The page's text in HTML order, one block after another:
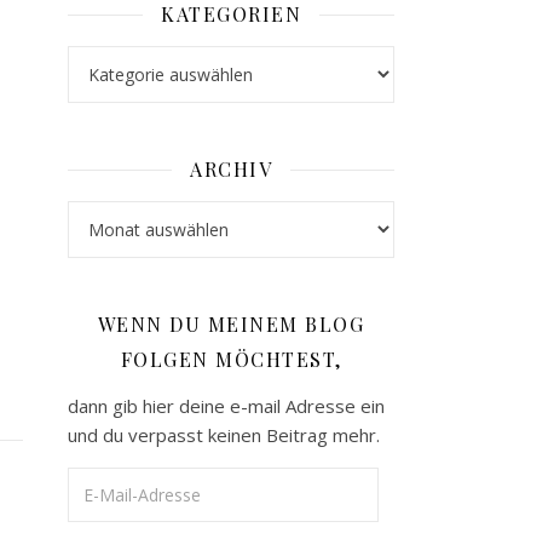
KATEGORIEN
ARCHIV
WENN DU MEINEM BLOG
FOLGEN MÖCHTEST,
dann gib hier deine e-mail Adresse ein
und du verpasst keinen Beitrag mehr.